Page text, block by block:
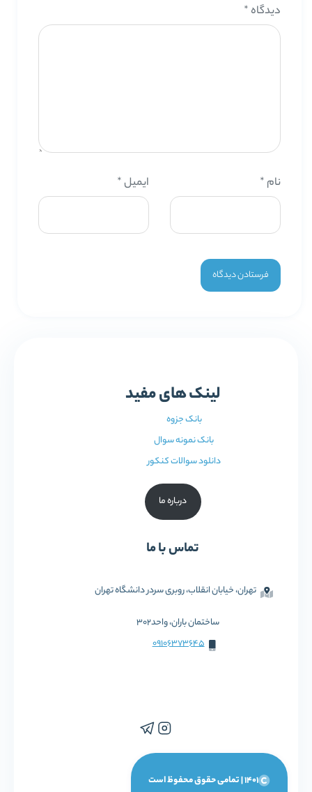
دیدگاه *
نام * ایمیل*
لینک های مفید
بانک جزوه
بانک نمونه سوال
دانلود سوالات کنکور
درباره ما
تماس با ما
تهران، خیابان انقلاب، روبری سردر دانشگاه تهران
ساختمان باران، واحد302
09106373645
1401 | تمامی حقوق محفوظ است